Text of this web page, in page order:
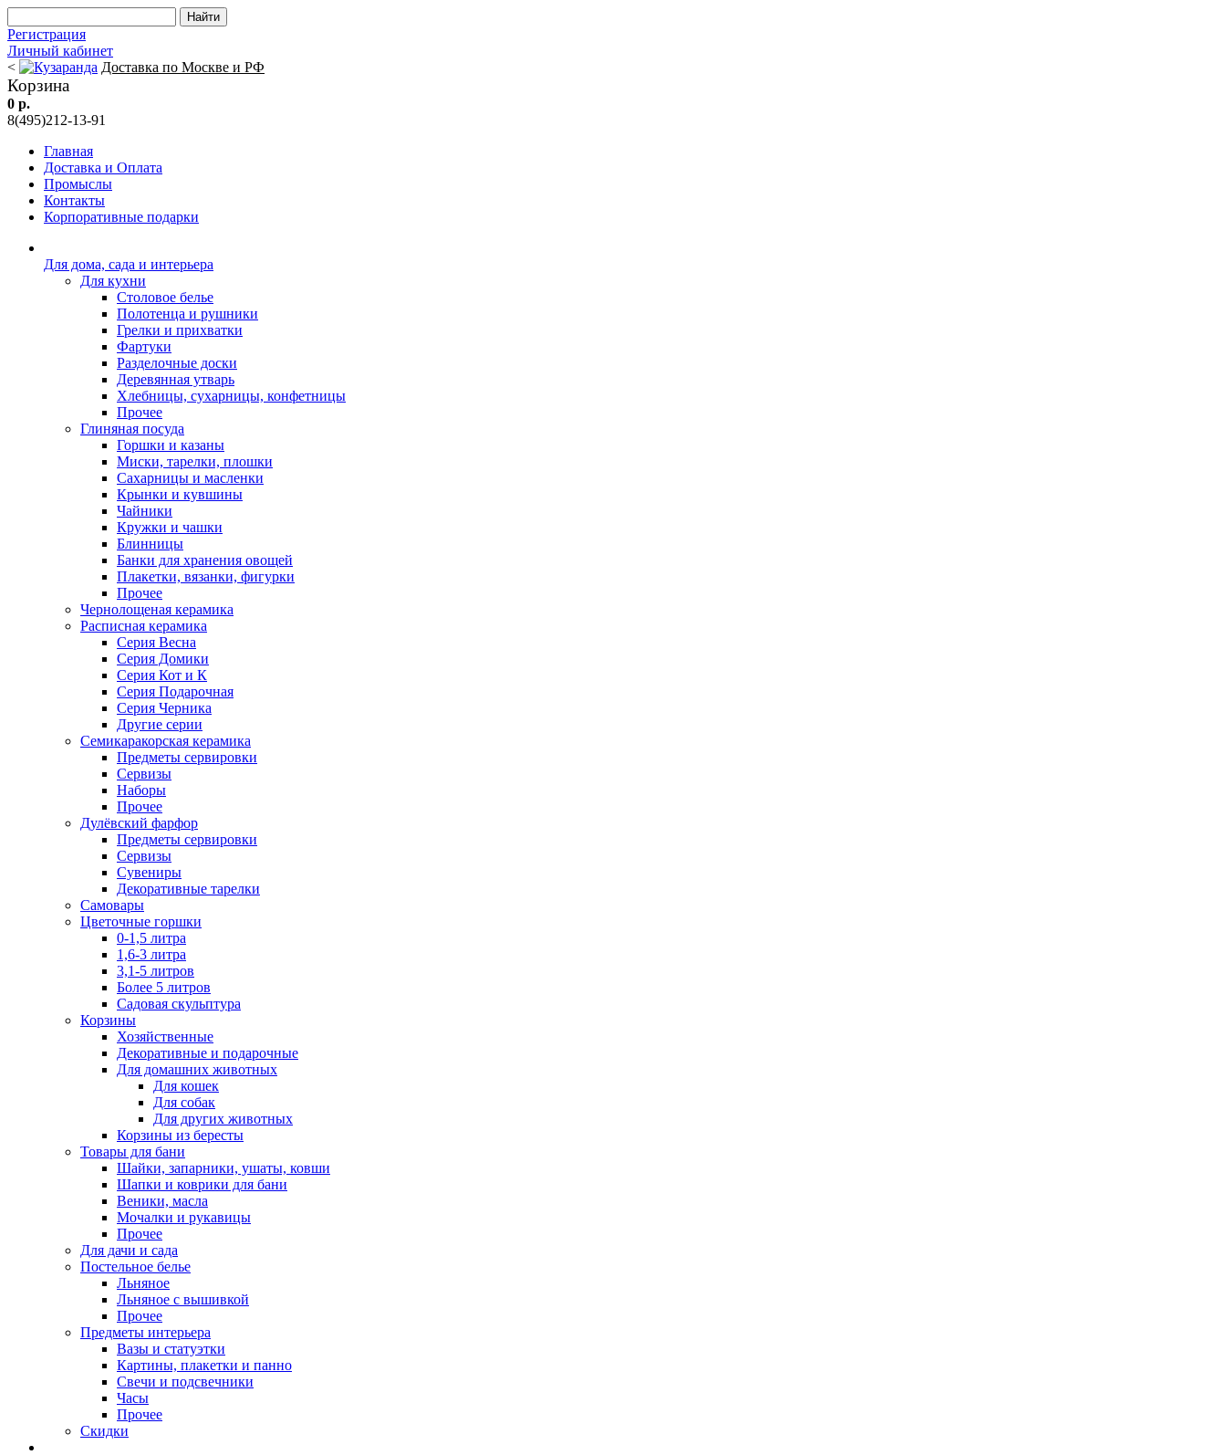
Регистрация
Личный кабинет
<
Доставка по Москве и РФ
Корзина
0 р.
8(495)212-13-91
Главная
Доставка и Оплата
Промыслы
Контакты
Корпоративные подарки
Для дома, сада и интерьера
Для кухни
Столовое белье
Полотенца и рушники
Грелки и прихватки
Фартуки
Разделочные доски
Деревянная утварь
Хлебницы, сухарницы, конфетницы
Прочее
Глиняная посуда
Горшки и казаны
Миски, тарелки, плошки
Сахарницы и масленки
Крынки и кувшины
Чайники
Кружки и чашки
Блинницы
Банки для хранения овощей
Плакетки, вязанки, фигурки
Прочее
Чернолощеная керамика
Расписная керамика
Серия Весна
Серия Домики
Серия Кот и К
Серия Подарочная
Серия Черника
Другие серии
Семикаракорская керамика
Предметы сервировки
Сервизы
Наборы
Прочее
Дулёвский фарфор
Предметы сервировки
Сервизы
Сувениры
Декоративные тарелки
Самовары
Цветочные горшки
0-1,5 литра
1,6-3 литра
3,1-5 литров
Более 5 литров
Садовая скульптура
Корзины
Хозяйственные
Декоративные и подарочные
Для домашних животных
Для кошек
Для собак
Для других животных
Корзины из бересты
Товары для бани
Шайки, запарники, ушаты, ковши
Шапки и коврики для бани
Веники, масла
Мочалки и рукавицы
Прочее
Для дачи и сада
Постельное белье
Льняное
Льняное с вышивкой
Прочее
Предметы интерьера
Вазы и статуэтки
Картины, плакетки и панно
Свечи и подсвечники
Часы
Прочее
Скидки